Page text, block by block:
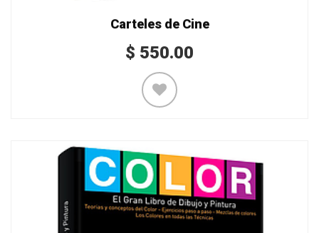
Carteles de Cine
$ 550.00